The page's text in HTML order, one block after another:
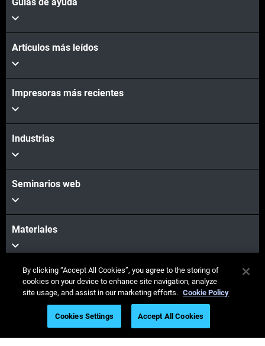
Artículos más leídos
Impresoras más recientes
Industrias
Seminarios web
Materiales
Ventas y soporte
Nuestra empresa
By clicking “Accept All Cookies”, you agree to the storing of
cookies on your device to enhance site navigation, analyze
site usage, and assist in our marketing efforts. Cookie Policy
Cookies Settings Accept All Cookies